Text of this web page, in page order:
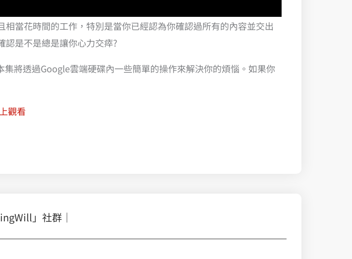
當花時間的工作，特別是當你已經認為你確認過所有的內容並交出
認是不是總是讓你心力交瘁?
將透過Google雲端硬碟內一些簡單的操作來解決你的煩惱。如果你
觀看
」社群｜